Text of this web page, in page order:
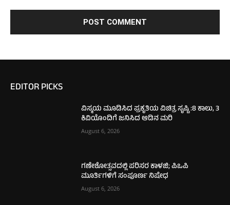
EDITOR PICKS
ವಿಸ್ಮಯ ಮೂಡಿಸಿದ ಪ್ರಕೃತಿಯ ವಿಚಿತ್ರ ಸೃಷ್ಟಿ :8 ಕಾಲು, 3
ಕಿವಿಯೊಂದಿಗೆ ಜನಿಸಿದ ಆಡಿನ ಮರಿ
August 6, 2026
ಗಣೇಶೋತ್ಸವದಲ್ಲಿ ಪರಿಸರ ಕಾಳಜಿ; ಪಿಒಪಿ
ಮೂರ್ತಿಗಳಿಗೆ ಸಂಪೂರ್ಣ ನಿಷೇಧ
August 6, 2026